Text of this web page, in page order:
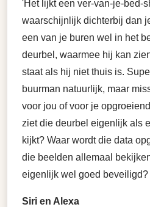
'Het lijkt een ver-van-je-bed-
waarschijnlijk dichterbij dan
een van je buren wel in het
deurbel, waarmee hij kan
staat als hij niet thuis is.
buurman natuurlijk, maar
voor jou of voor je
ziet die deurbel eigenlijk als
kijkt? Waar wordt die data
die beelden allemaal
eigenlijk wel goed beveiligd?
Siri en Alexa